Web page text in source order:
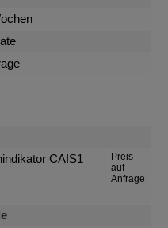
CAIS1
Preis
auf
Anfrage